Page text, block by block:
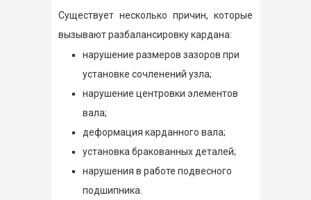
Существует несколько причин, которые
вызывают разбалансировку кардана:
нарушение размеров зазоров при
установке сочленений узла;
нарушение центровки элементов
вала;
деформация карданного вала;
установка бракованных деталей;
нарушения в работе подвесного
подшипника.